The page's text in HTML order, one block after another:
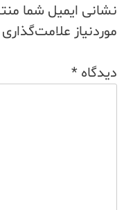
نشانی ایمیل شما
موردنیاز
دیدگاه *